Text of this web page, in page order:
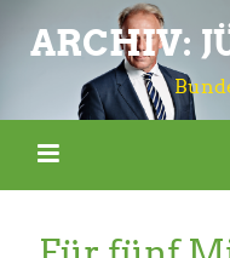
ARCHIV: